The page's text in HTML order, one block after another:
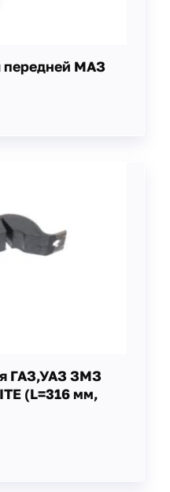
передней МАЗ
ГАЗ,УАЗ ЗМЗ
(L=316 мм,